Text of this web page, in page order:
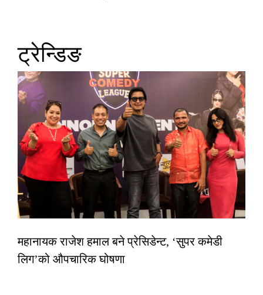
ट्रेन्डिङ
महानायक राजेश हमाल बने प्रेसिडेन्ट, ‘सुपर कमेडी
लिग’को औपचारिक घोषणा